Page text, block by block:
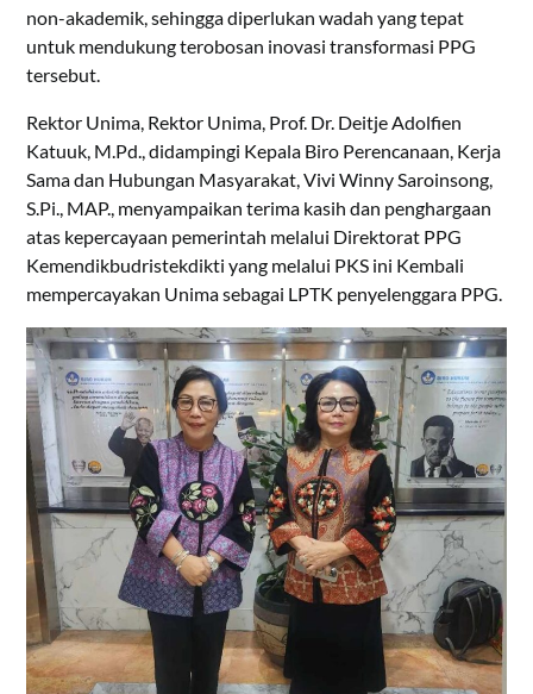
non-akademik, sehingga diperlukan wadah yang tepat
untuk mendukung terobosan inovasi transformasi PPG
tersebut.
Rektor Unima, Rektor Unima, Prof. Dr. Deitje Adolfien
Katuuk, M.Pd., didampingi Kepala Biro Perencanaan, Kerja
Sama dan Hubungan Masyarakat, Vivi Winny Saroinsong,
S.Pi., MAP., menyampaikan terima kasih dan penghargaan
atas kepercayaan pemerintah melalui Direktorat PPG
Kemendikbudristekdikti yang melalui PKS ini Kembali
mempercayakan Unima sebagai LPTK penyelenggara PPG.